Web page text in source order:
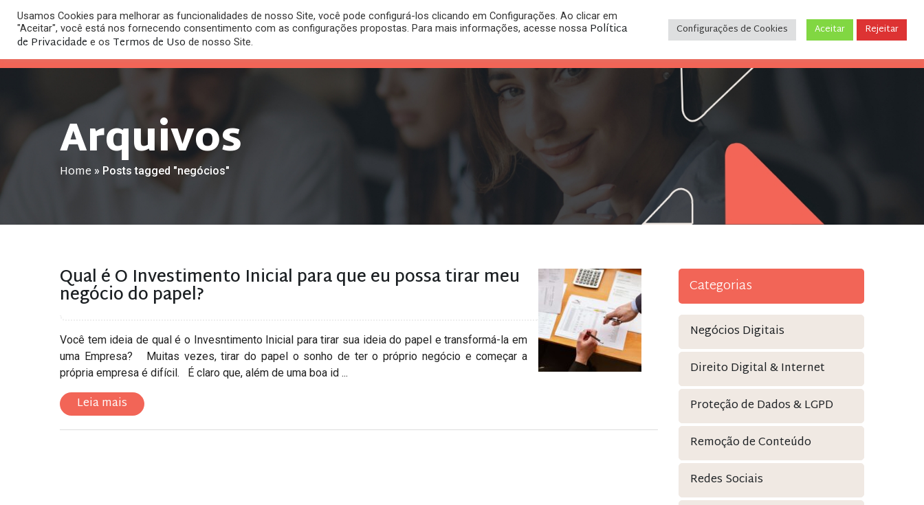
HOME O PLANO REGISTRO DE PUBLICAÇÕES CONTATO (31) 3243-9035
Arquivos
Home » Posts tagged "negócios"
Qual é O Investimento Inicial para que eu possa tirar meu
negócio do papel?
Você tem ideia de qual é o Invesntimento Inicial para tirar sua ideia do papel e transformá-la em
uma Empresa? Muitas vezes, tirar do papel o sonho de ter o próprio negócio e começar a
própria empresa é difícil. É claro que, além de uma boa id ...
Leia mais
Categorias
Negócios Digitais
Direito Digital & Internet
Proteção de Dados & LGPD
Remoção de Conteúdo
Redes Sociais
Usamos Cookies para melhorar as funcionalidades de nosso Site, você pode configurá-los clicando em Configurações. Ao clicar em
"Aceitar", você está nos fornecendo consentimento com as configurações propostas. Para mais informações, acesse nossa Política
de Privacidade e os Termos de Uso de nosso Site.
Configurações de Cookies Aceitar Rejeitar